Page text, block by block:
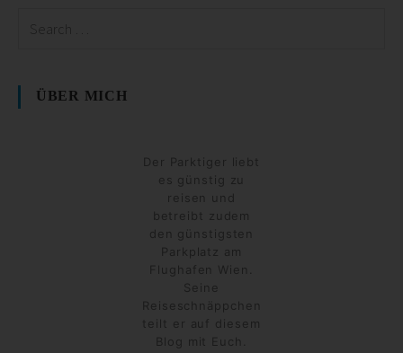
ÜBER MICH
Der Parktiger liebt
es günstig zu
reisen und
betreibt zudem
den günstigsten
Parkplatz am
Flughafen Wien.
Seine
Reiseschnäppchen
teilt er auf diesem
Blog mit Euch.